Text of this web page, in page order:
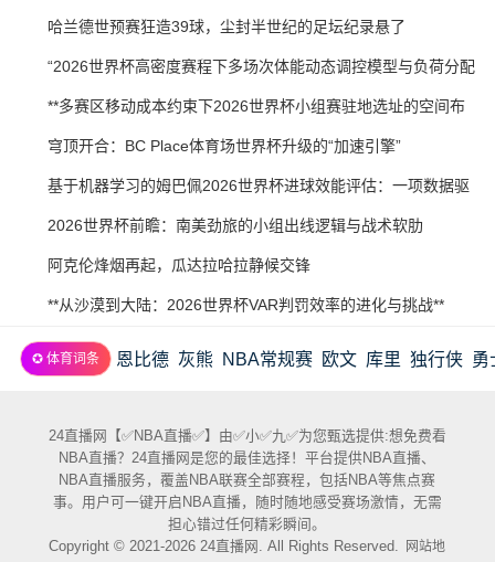
2026-
哈兰德世预赛狂造39球，尘封半世纪的足坛纪录悬了
2026-
“2026世界杯高密度赛程下多场次体能动态调控模型与负荷分配
策略研究”
2026-
**多赛区移动成本约束下2026世界杯小组赛驻地选址的空间布
局优化研究**
2026-
穹顶开合：BC Place体育场世界杯升级的“加速引擎”
2026-
基于机器学习的姆巴佩2026世界杯进球效能评估：一项数据驱
动预测
2026-
2026世界杯前瞻：南美劲旅的小组出线逻辑与战术软肋
2026-
阿克伦烽烟再起，瓜达拉哈拉静候交锋
2026-
18
**从沙漠到大陆：2026世界杯VAR判罚效率的进化与挑战**
✪ 体育词条 恩比德 灰熊 NBA常规赛 欧文 库里 独行侠 勇
24直播网【✅NBA直播✅】由✅小✅九✅为您甄选提供:想免费看
NBA直播？24直播网是您的最佳选择！平台提供NBA直播、
NBA直播服务，覆盖NBA联赛全部赛程，包括NBA等焦点赛
事。用户可一键开启NBA直播，随时随地感受赛场激情，无需
担心错过任何精彩瞬间。
Copyright © 2021-2026 24直播网. All Rights Reserved.
网站地